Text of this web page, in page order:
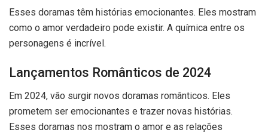
Esses doramas têm histórias emocionantes. Eles mostram
como o amor verdadeiro pode existir. A química entre os
personagens é incrível.
Lançamentos Românticos de 2024
Em 2024, vão surgir novos doramas românticos. Eles
prometem ser emocionantes e trazer novas histórias.
Esses doramas nos mostram o amor e as relações